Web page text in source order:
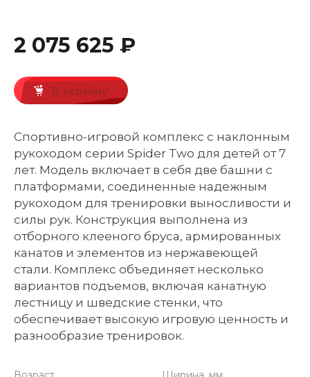
2 075 625 ₽
В корзину
Спортивно-игровой комплекс с наклонным
рукоходом серии Spider Two для детей от 7
лет. Модель включает в себя две башни с
платформами, соединенные надежным
рукоходом для тренировки выносливости и
силы рук. Конструкция выполнена из
отборного клееного бруса, армированных
канатов и элементов из нержавеющей
стали. Комплекс объединяет несколько
вариантов подъемов, включая канатную
лестницу и шведские стенки, что
обеспечивает высокую игровую ценность и
разнообразие тренировок.